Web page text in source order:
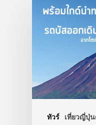
ทัวร์ เที่ยวญี่ปุ่น